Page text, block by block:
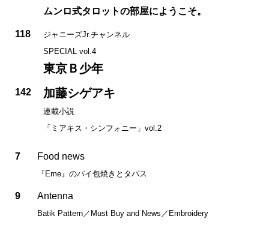
ムンロ式タロットの部屋にようこそ。
118
ジャニーズJr.チャンネル
SPECIAL vol.4
東京Ｂ少年
142 加藤シゲアキ
連載小説
「ミアキス・シンフォニー」vol.2
7 Food news
『Eme』のパイ包焼きとタパス
9 Antenna
Batik Pattern／Must Buy and News／Embroidery